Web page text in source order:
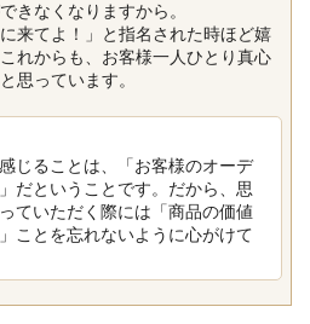
きなくなりますから。
来てよ！」と指名された時ほど嬉
れからも、お客様一人ひとり真心
思っています。
じることは、「お客様のオーデ
だということです。だから、思
ていただく際には「商品の価値
ことを忘れないように心がけて